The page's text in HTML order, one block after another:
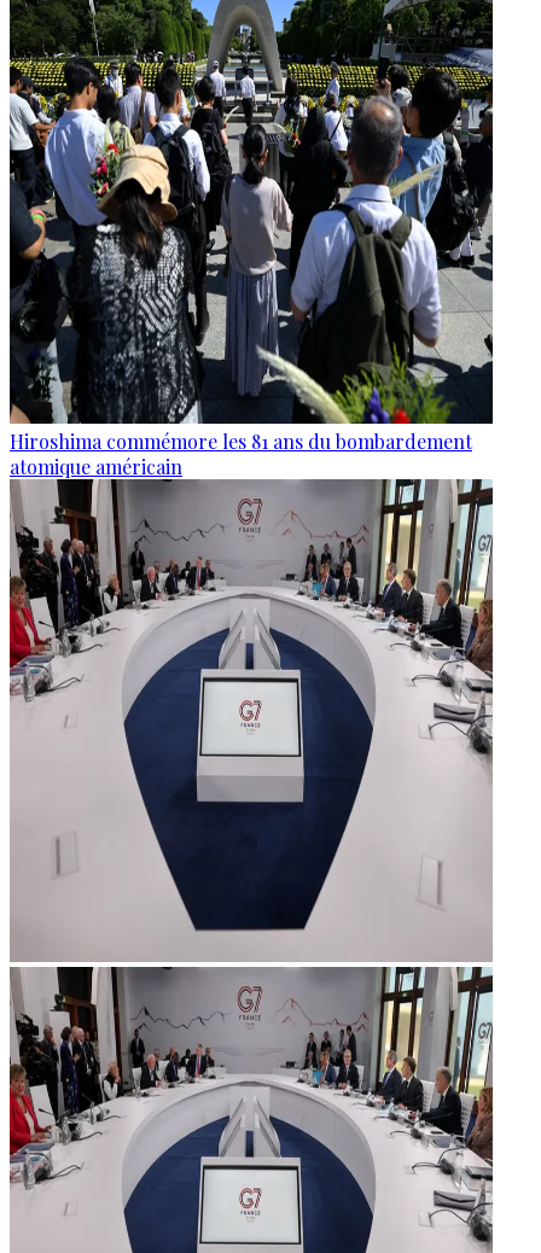
Hiroshima commémore les 81 ans du bombardement
atomique américain